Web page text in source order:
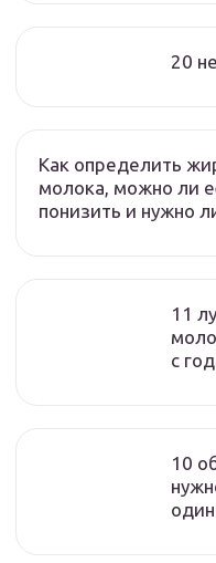
20
Как определить
молока, можно ли
понизить и нужно
11
с
10